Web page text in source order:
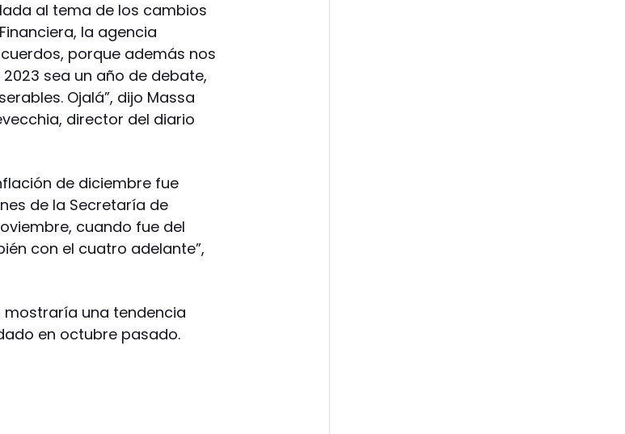
al tema de los cambios
la agencia
porque además nos
sea un año de debate,
Ojalá”, dijo Massa
director del diario
de diciembre fue
de la Secretaría de
cuando fue del
con el cuatro adelante”,
mostraría una tendencia
en octubre pasado.